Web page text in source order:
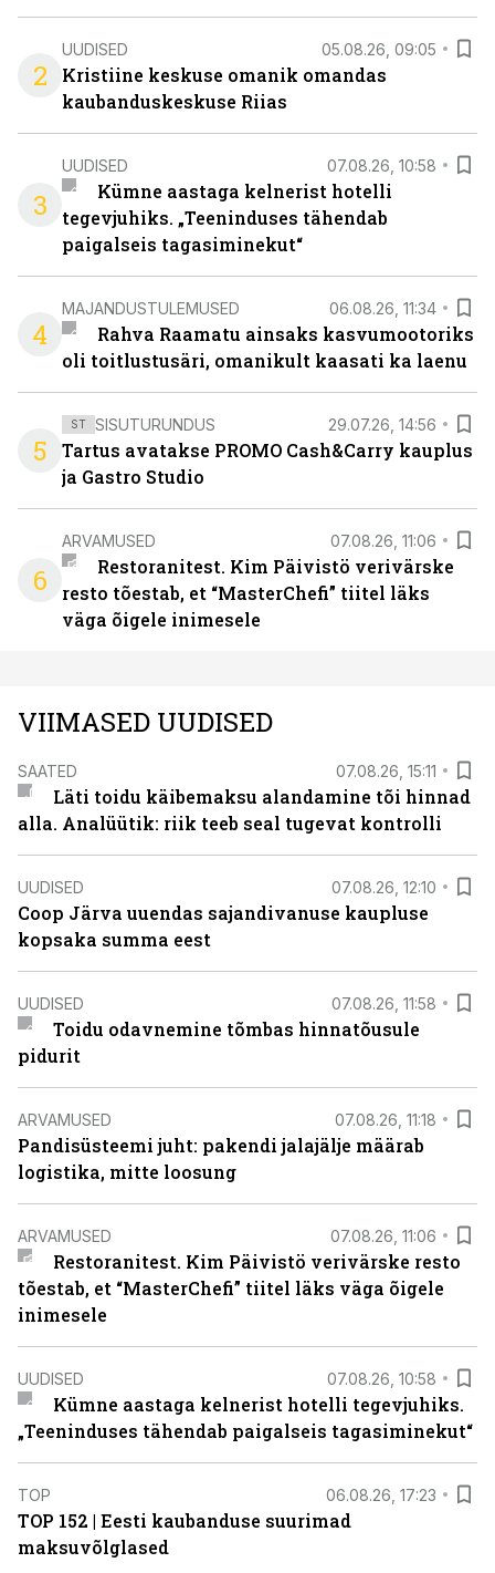
2
UUDISED 05.08.26, 09:05
Kristiine keskuse omanik omandas
kaubanduskeskuse Riias
3
UUDISED 07.08.26, 10:58
Kümne aastaga kelnerist hotelli
tegevjuhiks. „Teeninduses tähendab
paigalseis tagasiminekut“
4
MAJANDUSTULEMUSED 06.08.26, 11:34
Rahva Raamatu ainsaks kasvumootoriks
oli toitlustusäri, omanikult kaasati ka laenu
5
ST SISUTURUNDUS 29.07.26, 14:56
Tartus avatakse PROMO Cash&Carry kauplus
ja Gastro Studio
6
ARVAMUSED 07.08.26, 11:06
Restoranitest. Kim Päivistö verivärske
resto tõestab, et “MasterChefi” tiitel läks
väga õigele inimesele
VIIMASED UUDISED
SAATED 07.08.26, 15:11
Läti toidu käibemaksu alandamine tõi hinnad
alla. Analüütik: riik teeb seal tugevat kontrolli
UUDISED 07.08.26, 12:10
Coop Järva uuendas sajandivanuse kaupluse
kopsaka summa eest
UUDISED 07.08.26, 11:58
Toidu odavnemine tõmbas hinnatõusule
pidurit
ARVAMUSED 07.08.26, 11:18
Pandisüsteemi juht: pakendi jalajälje määrab
logistika, mitte loosung
ARVAMUSED 07.08.26, 11:06
Restoranitest. Kim Päivistö verivärske resto
tõestab, et “MasterChefi” tiitel läks väga õigele
inimesele
UUDISED 07.08.26, 10:58
Kümne aastaga kelnerist hotelli tegevjuhiks.
„Teeninduses tähendab paigalseis tagasiminekut“
TOP 06.08.26, 17:23
TOP 152 | Eesti kaubanduse suurimad
maksuvõlglased